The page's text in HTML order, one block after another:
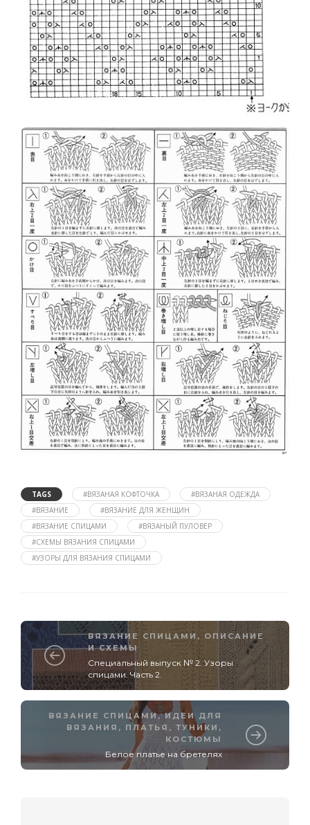
TAGS #ВЯЗАНАЯ КОФТОЧКА
#ВЯЗАНАЯ ОДЕЖДА
#ВЯЗАНИЕ
#ВЯЗАНИЕ ДЛЯ ЖЕНЩИН
#ВЯЗАНИЕ СПИЦАМИ
#ВЯЗАНЫЙ ПУЛОВЕР
#СХЕМЫ ВЯЗАНИЯ СПИЦАМИ
#УЗОРЫ ДЛЯ ВЯЗАНИЯ СПИЦАМИ
ВЯЗАНИЕ СПИЦАМИ , ОПИСАНИЕ
И СХЕМЫ
Специальный выпуск № 2. Узоры
спицами. Часть 2.
ВЯЗАНИЕ СПИЦАМИ,ИДЕИ ДЛЯ
ВЯЗАНИЯ , ПЛАТЬЯ, ТУНИКИ,
КОСТЮМЫ
Белое платье на бретелях